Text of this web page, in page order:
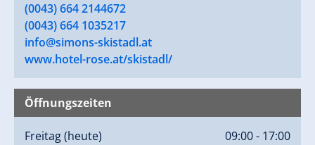
(0043) 664 2144672
(0043) 664 1035217
info@simons-skistadl.at
www.hotel-rose.at/skistadl/
Öffnungszeiten
Freitag(heute) 09:00 - 17:00